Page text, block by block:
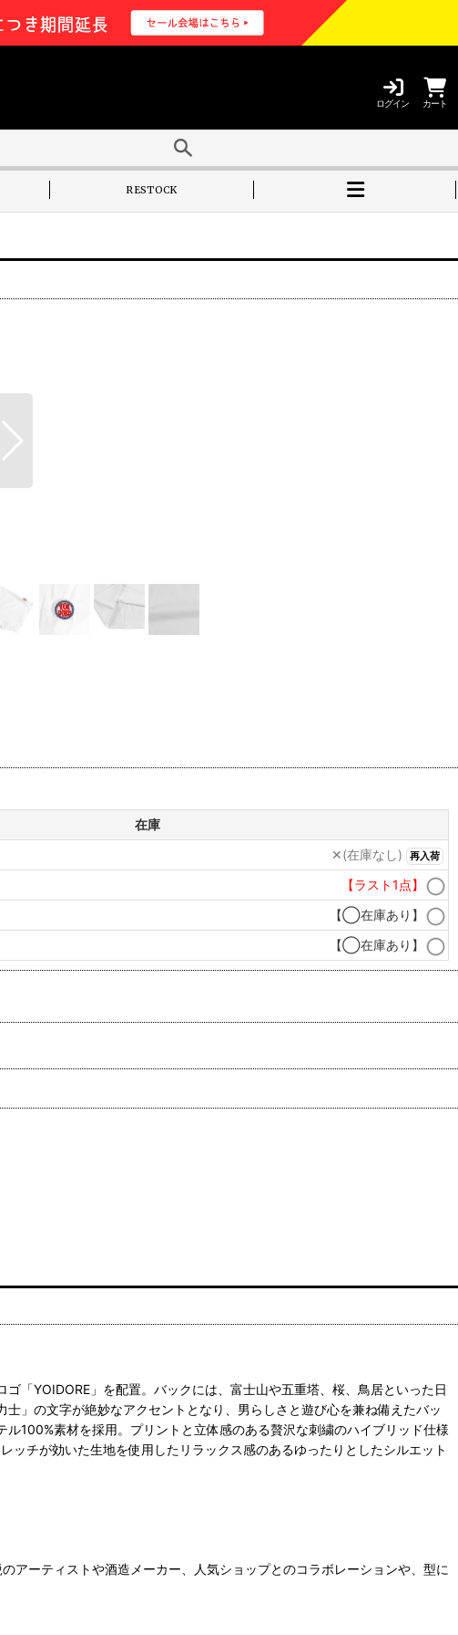
ログイン カート
RESTOCK
在庫
✕(在庫なし) 再入荷
【ラスト1点】
【◯在庫あり】
【◯在庫あり】
「YOIDORE」を配置。バックには、富士山や五重塔、桜、鳥居といった日
」の文字が絶妙なアクセントとなり、男らしさと遊び心を兼ね備えたバッ
100%素材を採用。プリントと立体感のある贅沢な刺繍のハイブリッド仕様
ッチが効いた生地を使用したリラックス感のあるゆったりとしたシルエット
アーティストや酒造メーカー、人気ショップとのコラボレーションや、型に